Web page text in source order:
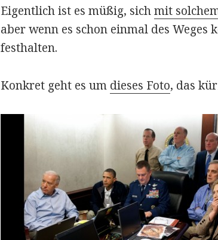
Eigentlich ist es müßig, sichmit
aber wenn es schon einmal des Weges
festhalten.
Konkret geht es um dieses Foto, das